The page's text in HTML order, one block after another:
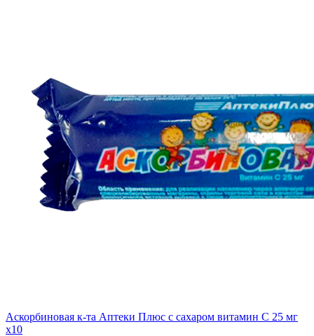
Аскорбиновая к-та Аптеки Плюс с сахаром витамин С 25 мг
x10